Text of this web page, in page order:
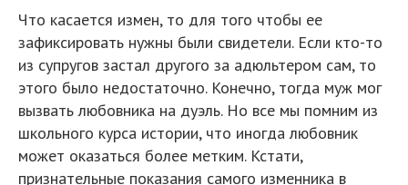
Что касается измен, то для того чтобы ее
зафиксировать нужны были свидетели. Если кто-то
из супругов застал другого за адюльтером сам, то
этого было недостаточно. Конечно, тогда муж мог
вызвать любовника на дуэль. Но все мы помним из
школьного курса истории, что иногда любовник
может оказаться более метким. Кстати,
признательные показания самого изменника в